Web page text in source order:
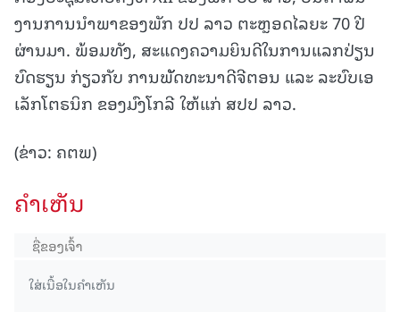
ງານການນໍາພາຂອງພັກ ປປ ລາວ ຕະຫຼອດໄລຍະ 70 ປີ
ຜ່ານມາ. ພ້ອມທັງ, ສະແດງຄວາມຍິນດີໃນການແລກປ່ຽນ
ບົດຮຽນ ກ່ຽວກັບ ການພັັດທະນາດີຈີຕອນ ແລະ ລະບົບເອ
ເລັກໂຕຣນິກ ຂອງມົງໂກລີ ໃຫ້ແກ່ ສປປ ລາວ.
(ຂ່າວ: ຄຕພ)
ຄໍາເຫັນ